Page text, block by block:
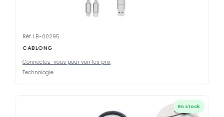
Réf. LB-00295
CABLONG
Connectez-vous pour voir les prix
Technologie
En stock